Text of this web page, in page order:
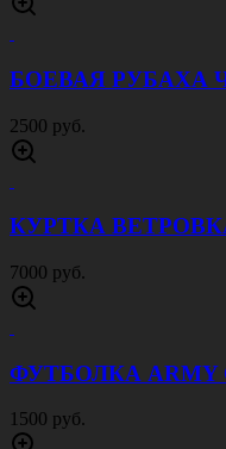
БОЕВАЯ РУБАХА
2500 руб.
КУРТКА
7000 руб.
ФУТБОЛКА ARMY
1500 руб.